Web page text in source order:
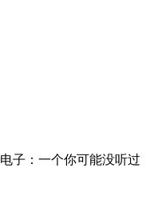
子：一个你可能没听过